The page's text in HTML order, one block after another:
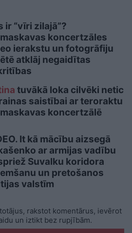
ir “vīri zilajā”?
koncertzāles
ierakstu un fotogrāfiju
atklāj negaidītas
tuvākā loka cilvēki netic
saistībai ar teroraktu
koncertzālē
It kā mācību aizsegā
ar armijas vadību
Suvalku koridora
un pretošanos
valstīm
rakstot komentārus, ievērot
un iztikt bez rupjībām.